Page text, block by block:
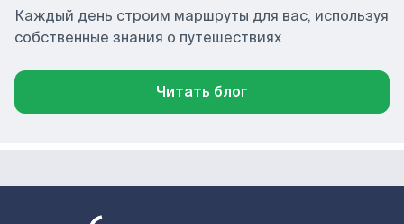
Каждый день строим маршруты для вас, используя
собственные знания о путешествиях
Читать блог